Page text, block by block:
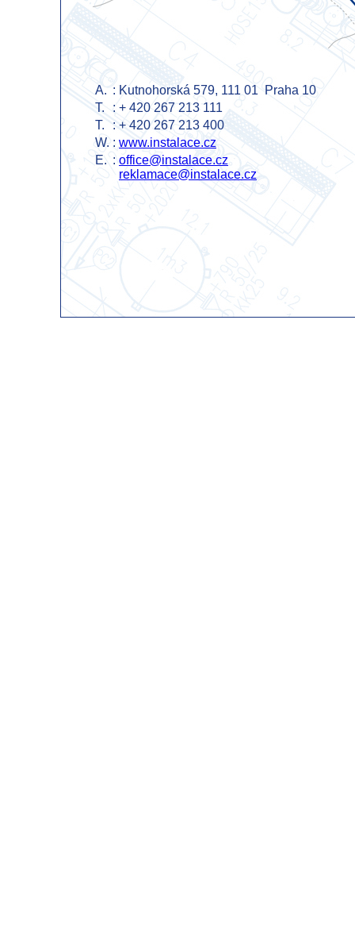
A. : Kutnohorská 579, 111 01 Praha 10
T.
: + 420 267 213 111
T.
: + 420 267 213 400
W. : www.instalace.cz
E. : office@instalace.cz
reklamace@instalace.cz